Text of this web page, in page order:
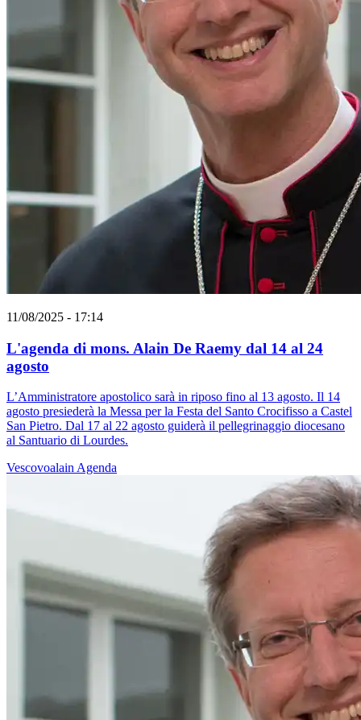
11/08/2025 - 17:14
L'agenda di mons. Alain De Raemy dal 14 al 24
agosto
L’Amministratore apostolico sarà in riposo fino al 13 agosto. Il 14
agosto presiederà la Messa per la Festa del Santo Crocifisso a Castel
San Pietro. Dal 17 al 22 agosto guiderà il pellegrinaggio diocesano
al Santuario di Lourdes.
Vescovoalain Agenda